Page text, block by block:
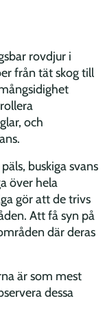
rovdjur i
från tät skog till
och
buskiga svans
över hela
gör att de trivs
Att få syn på
där deras
är som mest
dessa